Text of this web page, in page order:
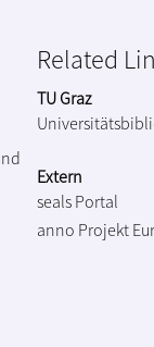
Related
TU Graz
Extern
seals Portal
anno Projekt